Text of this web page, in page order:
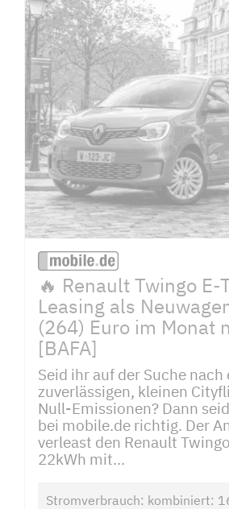
🔥 Renault Twingo E-
Leasing als
(264) Euro im Monat
[BAFA]
Seid ihr auf der Suche nach
zuverlässigen, kleinen
Null-Emissionen? Dann
bei mobile.de richtig. Der
verleast den Renault
22kWh mit...
Stromverbrauch: kombiniert: